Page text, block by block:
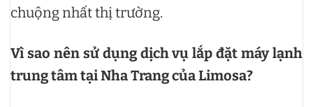
chuộng nhất thị trường.
Vì sao nên sử dụng dịch vụ lắp đặt máy lạnh
trung tâm tại Nha Trang của Limosa?